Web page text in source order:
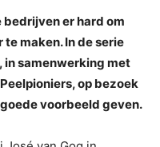
er hard om
maken. In de serie
in samenwerking met
op bezoek
voorbeeld geven.